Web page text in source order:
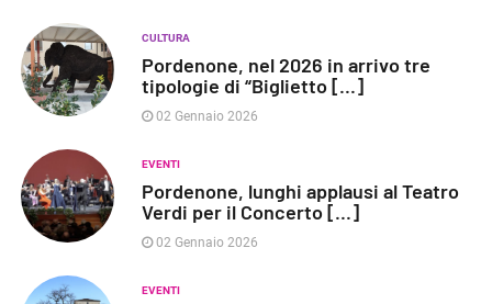
CULTURA
Pordenone, nel 2026 in arrivo tre
tipologie di “Biglietto [...]
02 Gennaio 2026
EVENTI
Pordenone, lunghi applausi al Teatro
Verdi per il Concerto [...]
02 Gennaio 2026
EVENTI